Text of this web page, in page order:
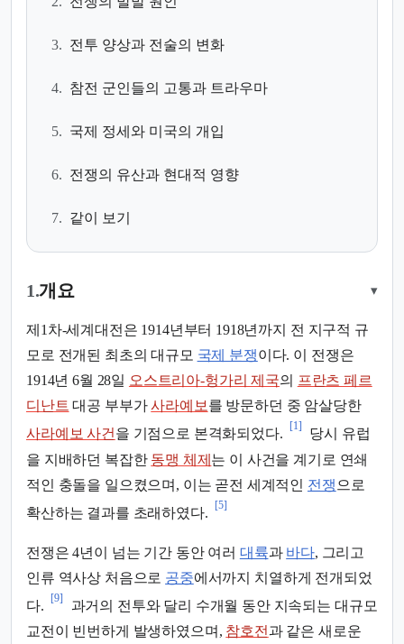
3. 전투 양상과 전술의 변화
4. 참전 군인들의 고통과 트라우마
5. 국제 정세와 미국의 개입
6. 전쟁의 유산과 현대적 영향
7. 같이 보기
1.개요 ▾
제1차-세계대전은 1914년부터 1918년까지 전 지구적 규
모로 전개된 최초의 대규모 국제 분쟁이다. 이 전쟁은
1914년 6월 28일 오스트리아-헝가리 제국의 프란츠 페르
디난트 대공 부부가사라예보를 방문하던 중 암살당한
사라예보 사건을 기점으로 본격화되었다.
[1]
당시 유럽
을 지배하던 복잡한 동맹 체제 는 이 사건을 계기로 연쇄
적인 충돌을 일으켰으며, 이는 곧전 세계적인 전쟁 으로
확산하는 결과를 초래하였다.
[5]
전쟁은 4년이 넘는 기간 동안 여러 대륙과 바다, 그리고
인류 역사상 처음으로 공중에서까지 치열하게 전개되었
다.
[9]
과거의 전투와 달리 수개월 동안 지속되는 대규모
교전이 빈번하게 발생하였으며, 참호전과 같은 새로운